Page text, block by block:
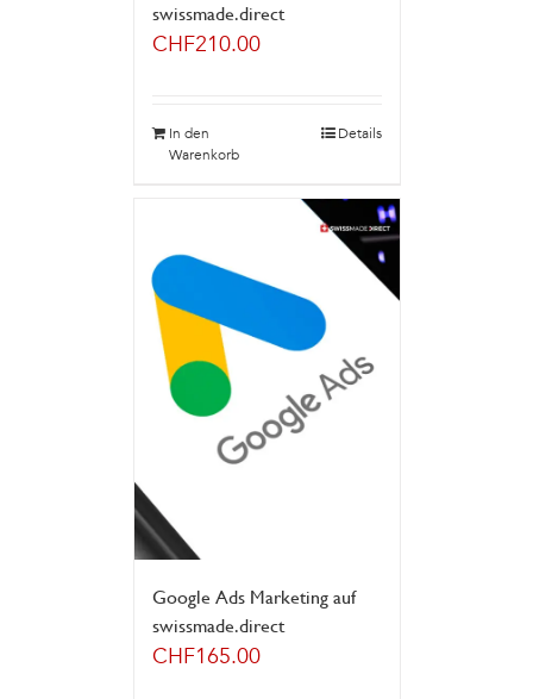
swissmade.direct
CHF210.00
In den
Warenkorb
Details
Google Ads Marketing auf
swissmade.direct
CHF165.00